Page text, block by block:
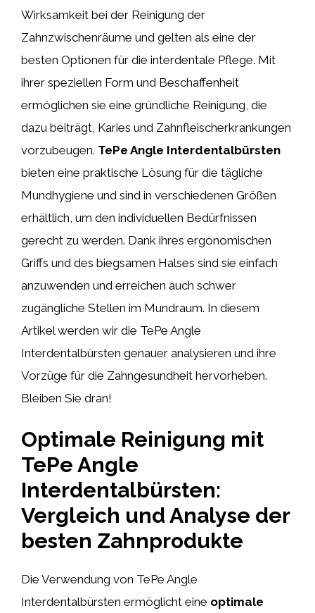
Wirksamkeit bei der Reinigung der
Zahnzwischenräume und gelten als eine der
besten Optionen für die interdentale Pflege. Mit
ihrer speziellen Form und Beschaffenheit
ermöglichen sie eine gründliche Reinigung, die
dazu beiträgt, Karies und Zahnfleischerkrankungen
vorzubeugen. TePe Angle Interdentalbürsten
bieten eine praktische Lösung für die tägliche
Mundhygiene und sind in verschiedenen Größen
erhältlich, um den individuellen Bedürfnissen
gerecht zu werden. Dank ihres ergonomischen
Griffs und des biegsamen Halses sind sie einfach
anzuwenden und erreichen auch schwer
zugängliche Stellen im Mundraum. In diesem
Artikel werden wir die TePe Angle
Interdentalbürsten genauer analysieren und ihre
Vorzüge für die Zahngesundheit hervorheben.
Bleiben Sie dran!
Optimale Reinigung mit
TePe Angle
Interdentalbürsten:
Vergleich und Analyse der
besten Zahnprodukte
Die Verwendung von TePe Angle
Interdentalbürsten ermöglicht eine optimale